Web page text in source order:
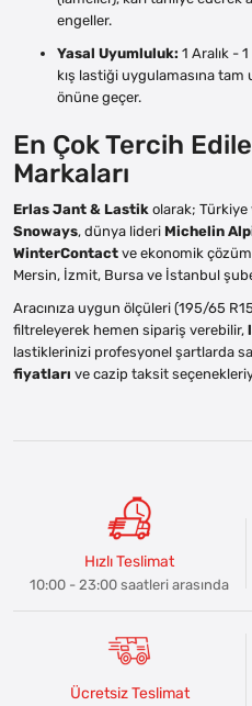
engeller.
Yasal Uyumluluk: 1 Aralık -
kış lastiği uygulamasına
önüne geçer.
En Çok Tercih
Markaları
Erlas Jant & Lastik olarak; Türkiye
Snoways, dünya lideri Michelin
WinterContact ve ekonomik
Mersin, İzmit, Bursa ve İstanbul
Aracınıza uygun ölçüleri (195/65
filtreleyerek hemen sipariş verebilir,
lastiklerinizi profesyonel şartlarda
fiyatları ve cazip taksit
Hızlı Teslimat
10:00 - 23:00 saatleri arasında
Ücretsiz Teslimat